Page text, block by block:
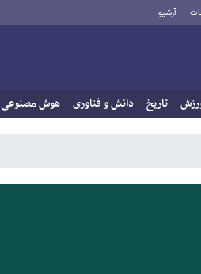
آرشیو
تاریخ دانش و فناوری هوش مصنوعی